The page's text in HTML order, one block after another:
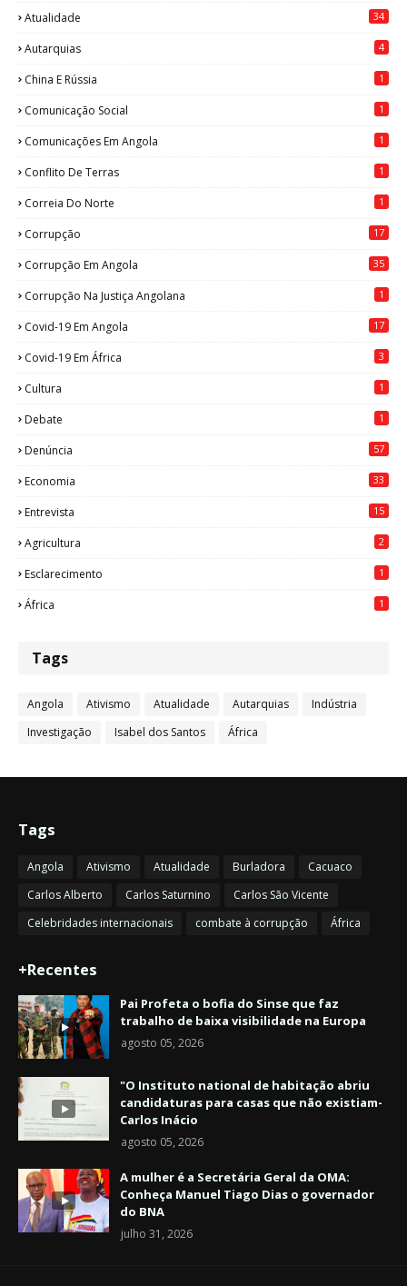
Atualidade 34
Autarquias 4
China E Rússia 1
Comunicação Social 1
Comunicações Em Angola 1
Conflito De Terras 1
Correia Do Norte 1
Corrupção 17
Corrupção Em Angola 35
Corrupção Na Justiça Angolana 1
Covid-19 Em Angola 17
Covid-19 Em África 3
Cultura 1
Debate 1
Denúncia 57
Economia 33
Entrevista 15
Agricultura 2
Esclarecimento 1
África 1
Tags
Angola Ativismo Atualidade Autarquias
Indústria
Investigação
Isabel dos Santos África
Tags
Angola Ativismo Atualidade Burladora
Cacuaco
Carlos Alberto
Carlos Saturnino
Carlos São Vicente
Celebridades internacionais
combate à corrupção África
+Recentes
Pai Profeta o bofia do Sinse que faz
trabalho de baixa visibilidade na Europa
agosto 05, 2026
"O Instituto national de habitação abriu
candidaturas para casas que não existiam-
Carlos Inácio
agosto 05, 2026
A mulher é a Secretária Geral da OMA:
Conheça Manuel Tiago Dias o governador
do BNA
julho 31, 2026